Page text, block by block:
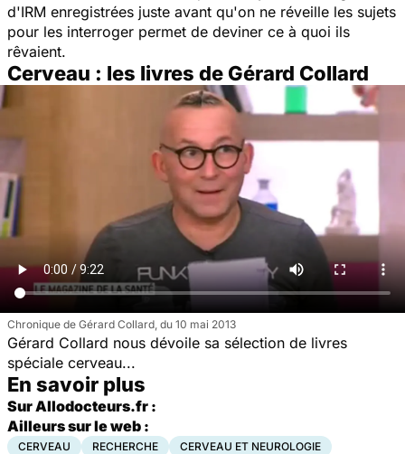
d'IRM enregistrées juste avant qu'on ne réveille les sujets
pour les interroger permet de deviner ce à quoi ils
rêvaient.
Cerveau : les livres de Gérard Collard
Chronique de Gérard Collard, du 10 mai 2013
Gérard Collard nous dévoile sa sélection de livres
spéciale cerveau...
En savoir plus
Sur Allodocteurs.fr :
Ailleurs sur le web :
CERVEAU RECHERCHE
CERVEAU ET NEUROLOGIE